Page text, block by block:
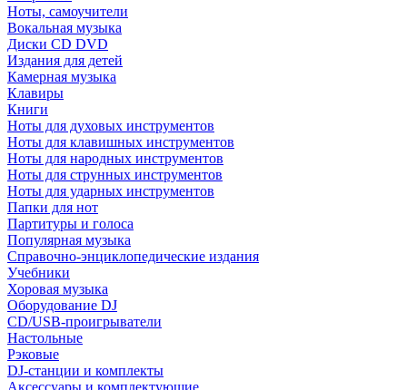
Ноты, самоучители
Вокальная музыка
Диски CD DVD
Издания для детей
Камерная музыка
Клавиры
Книги
Ноты для духовых инструментов
Ноты для клавишных инструментов
Ноты для народных инструментов
Ноты для струнных инструментов
Ноты для ударных инструментов
Папки для нот
Партитуры и голоса
Популярная музыка
Справочно-энциклопедические издания
Учебники
Хоровая музыка
Оборудование DJ
CD/USB-проигрыватели
Настольные
Рэковые
DJ-станции и комплекты
Аксессуары и комплектующие